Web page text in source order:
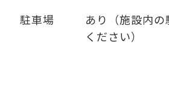
駐車場
あり（施設内
ください）